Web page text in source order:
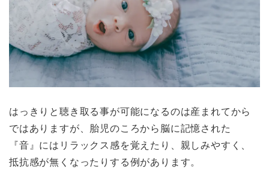
はっきりと聴き取る事が可能になるのは産まれてから
ではありますが、胎児のころから脳に記憶された
『音』にはリラックス感を覚えたり、親しみやすく、
抵抗感が無くなったりする例があります。